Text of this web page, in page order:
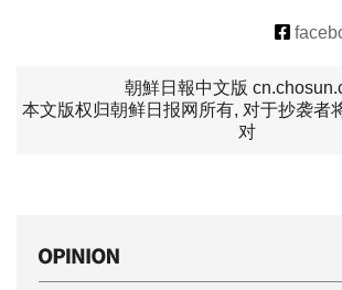
朝鮮日報中文版
本文版权归朝鲜日报网所有, 对于抄袭者
对